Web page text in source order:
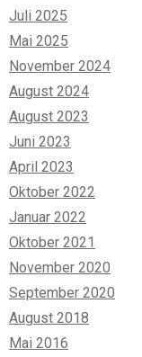
Juli 2025
Mai 2025
November 2024
August 2024
August 2023
Juni 2023
April 2023
Oktober 2022
Januar 2022
Oktober 2021
November 2020
September 2020
August 2018
Mai 2016